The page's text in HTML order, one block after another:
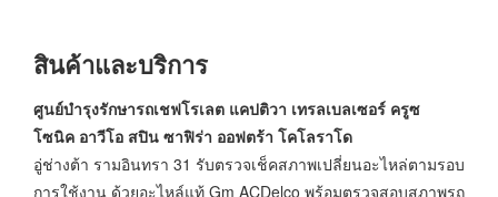
สินค้าและบริการ
ศูนย์บำรุงรักษารถเชฟโรเลต แคปติวา เทรลเบลเซอร์ ครูซ
โซนิค อาวีโอ สปิน ซาฟิร่า ออฟตร้า โคโลราโด
อู่ช่างต้า รามอินทรา 31 รับตรวจเช็คสภาพเปลี่ยนอะไหล่ตามรอบ
การใช้งาน ด้วยอะไหล์แท้ Gm ACDelco พร้อมตรวจสอบสภาพรถ